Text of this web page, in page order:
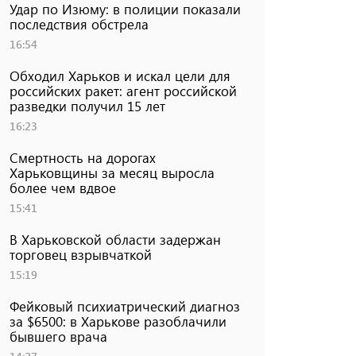
Удар по Изюму: в полиции показали
последствия обстрела
16:54
Обходил Харьков и искал цели для
российских ракет: агент российской
разведки получил 15 лет
16:23
Смертность на дорогах
Харьковщины за месяц выросла
более чем вдвое
15:41
В Харьковской области задержан
торговец взрывчаткой
15:19
Фейковый психиатрический диагноз
за $6500: в Харькове разоблачили
бывшего врача